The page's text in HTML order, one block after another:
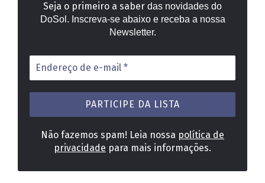
Seja o primeiro a saber das novidades do
DoSol. Inscreva-se abaixo e receba a nossa
Newsletter.
Endereço
de
e-
mail
Não fazemos spam! Leia nossa política de
privacidade para mais informações.